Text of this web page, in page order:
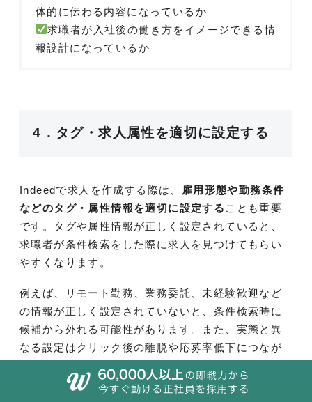
体的に伝わる内容になっているか
求職者が入社後の働き方をイメージできる情
報設計になっているか
4．タグ・求人属性を適切に設定する
Indeedで求人を作成する際は、
雇用形態や勤務条件
などのタグ・属性情報を適切に設定する ことも重要
です。タグや属性情報が正しく設定されていると、
求職者が条件検索をした際に求人を見つけてもらい
やすくなります。
例えば、リモート勤務、業務委託、未経験歓迎など
の情報が正しく設定されていないと、条件検索時に
候補から外れる可能性があります。また、実態と異
なる設定はクリック後の離脱や応募率低下につなが
求人本文だけでなく、タグや属性情報まで含めて整